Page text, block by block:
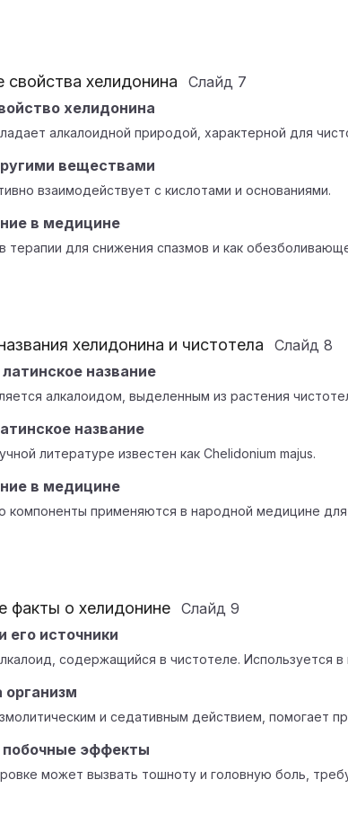
свойства хелидонина Слайд 7
хелидонина
алкалоидной природой, характерной для
веществами
взаимодействует с кислотами и основаниями.
в медицине
терапии для снижения спазмов и как
хелидонина и чистотела Слайд 8
название
алкалоидом, выделенным из растения
название
литературе известен как Chelidonium majus.
в медицине
компоненты применяются в народной медицине для
факты о хелидонине Слайд 9
его источники
содержащийся в чистотеле. Используется
и седативным действием, помогает
эффекты
может вызвать тошноту и головную боль,